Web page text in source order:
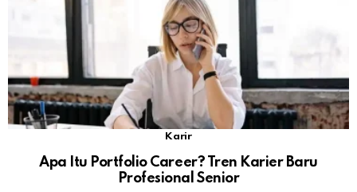
Karir
Apa Itu Portfolio Career? Tren Karier Baru
Profesional Senior